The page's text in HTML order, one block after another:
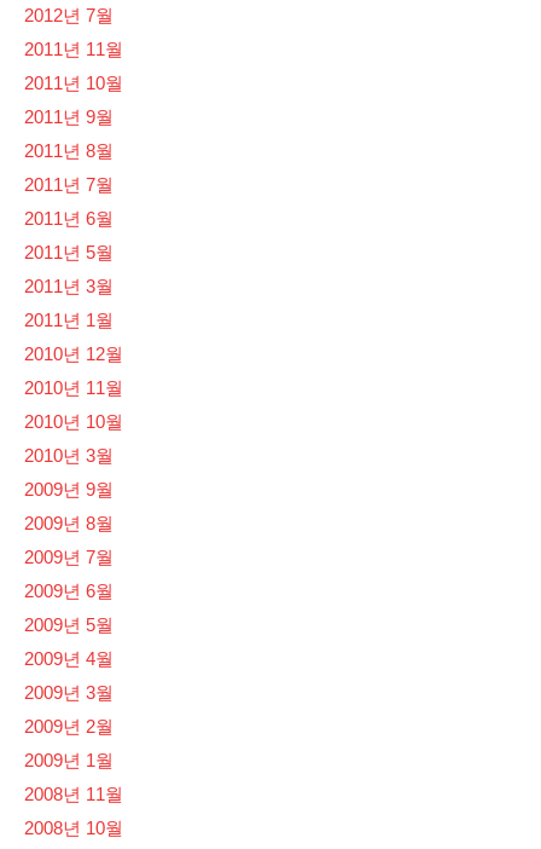
2012년 7월
2011년 11월
2011년 10월
2011년 9월
2011년 8월
2011년 7월
2011년 6월
2011년 5월
2011년 3월
2011년 1월
2010년 12월
2010년 11월
2010년 10월
2010년 3월
2009년 9월
2009년 8월
2009년 7월
2009년 6월
2009년 5월
2009년 4월
2009년 3월
2009년 2월
2009년 1월
2008년 11월
2008년 10월